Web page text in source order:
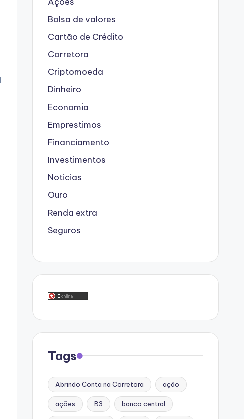
Bolsa de valores
Cartão de Crédito
Corretora
Criptomoeda
Dinheiro
Economia
Emprestimos
Financiamento
Investimentos
Noticias
Ouro
Renda extra
Seguros
Tags
Abrindo Conta na Corretora ação
ações B3 banco central